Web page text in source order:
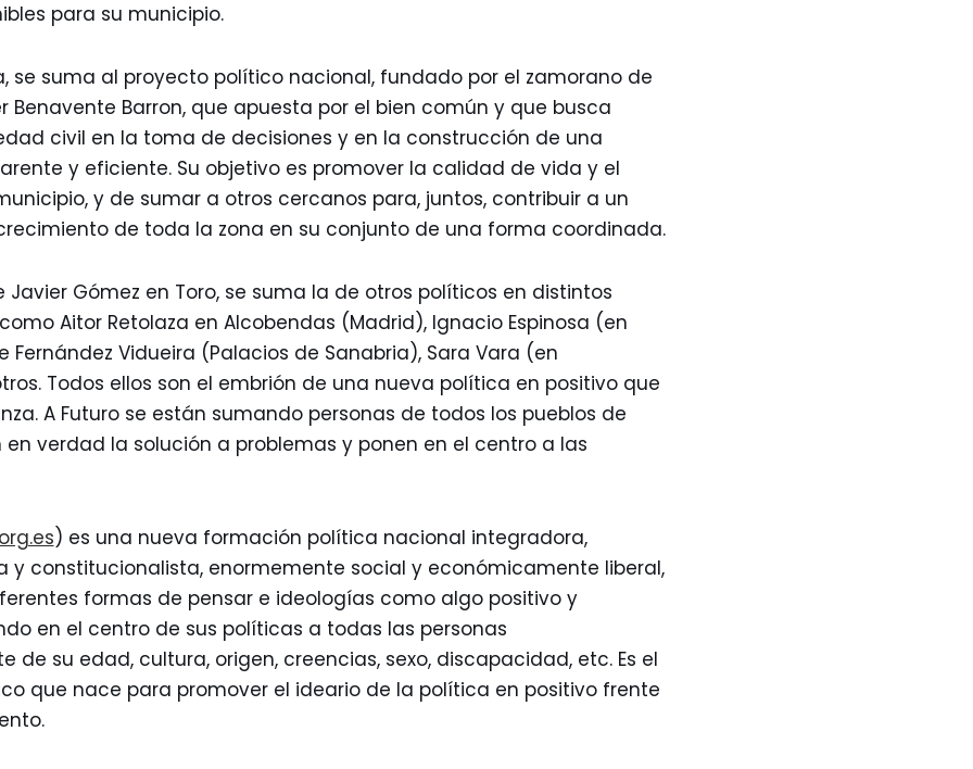
para su municipio.
se suma al proyecto político nacional, fundado por el zamorano de
Benavente Barron, que apuesta por el bien común y que busca
civil en la toma de decisiones y en la construcción de una
y eficiente. Su objetivo es promover la calidad de vida y el
y de sumar a otros cercanos para, juntos, contribuir a un
de toda la zona en su conjunto de una forma coordinada.
Gómez en Toro, se suma la de otros políticos en distintos
Aitor Retolaza en Alcobendas (Madrid), Ignacio Espinosa (en
Fernández Vidueira (Palacios de Sanabria), Sara Vara (en
Todos ellos son el embrión de una nueva política en positivo que
A Futuro se están sumando personas de todos los pueblos de
en verdad la solución a problemas y ponen en el centro a las
) es una nueva formación política nacional integradora,
y constitucionalista, enormemente social y económicamente liberal,
formas de pensar e ideologías como algo positivo y
en el centro de sus políticas a todas las personas
de su edad, cultura, origen, creencias, sexo, discapacidad, etc. Es el
que nace para promover el ideario de la política en positivo frente